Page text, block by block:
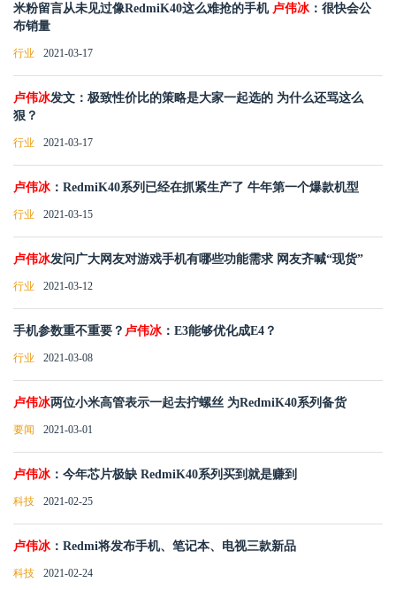
米粉留言从未见过像RedmiK40这么难抢的手机 卢伟冰：很快会公
布销量
行业 2021-03-17
卢伟冰发文：极致性价比的策略是大家一起选的 为什么还骂这么
狠？
行业 2021-03-17
卢伟冰：RedmiK40系列已经在抓紧生产了 牛年第一个爆款机型
行业 2021-03-15
卢伟冰发问广大网友对游戏手机有哪些功能需求 网友齐喊“现货”
行业 2021-03-12
手机参数重不重要？ 卢伟冰：E3能够优化成E4？
行业 2021-03-08
卢伟冰两位小米高管表示一起去拧螺丝 为RedmiK40系列备货
要闻 2021-03-01
卢伟冰：今年芯片极缺 RedmiK40系列买到就是赚到
科技 2021-02-25
卢伟冰：Redmi将发布手机、笔记本、电视三款新品
科技 2021-02-24